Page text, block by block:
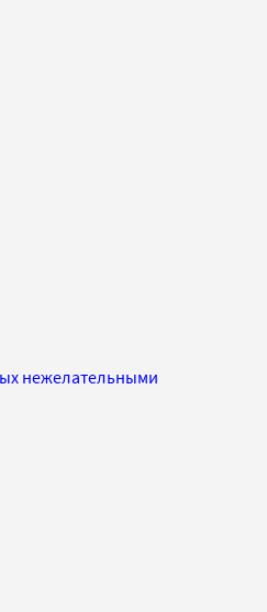
нежелательными